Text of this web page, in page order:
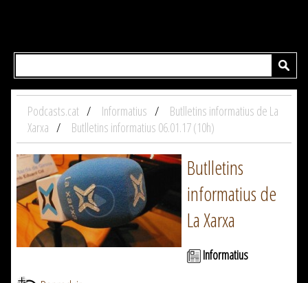
Podcasts.cat Informatius
Butlletins informatius de La
Xarxa
Butlletins informatius 06.01.17 (10h)
Butlletins
informatius de
La Xarxa
Informatius